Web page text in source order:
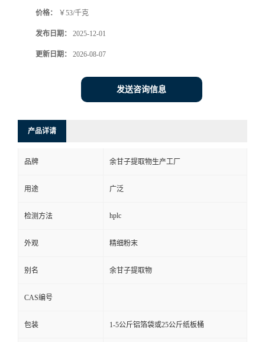
价格： ￥53/千克
发布日期： 2025-12-01
更新日期： 2026-08-07
发送咨询信息
产品详请
品牌 余甘子提取物生产工厂
用途 广泛
检测方法 hplc
外观 精细粉末
别名 余甘子提取物
CAS编号
包装 1-5公斤铝箔袋或25公斤纸板桶